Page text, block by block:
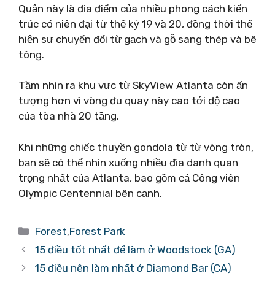
Quận này là địa điểm của nhiều phong cách kiến ​​
trúc có niên đại từ thế kỷ 19 và 20, đồng thời thể
hiện sự chuyển đổi từ gạch và gỗ sang thép và bê
tông.
Tầm nhìn ra khu vực từ SkyView Atlanta còn ấn
tượng hơn vì vòng đu quay này cao tới độ cao
của tòa nhà 20 tầng.
Khi những chiếc thuyền gondola từ từ vòng tròn,
bạn sẽ có thể nhìn xuống nhiều địa danh quan
trọng nhất của Atlanta, bao gồm cả Công viên
Olympic Centennial bên cạnh.
Danh
mục
Forest,Forest Park
15 điều tốt nhất để làm ở Woodstock (GA)
15 điều nên làm nhất ở Diamond Bar (CA)